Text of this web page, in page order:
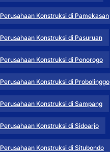
Perusahaan Konstruksi di Pamekasan
Perusahaan Konstruksi di Pasuruan
Perusahaan Konstruksi di Ponorogo
Perusahaan Konstruksi di Probolinggo
Perusahaan Konstruksi di Sampang
Perusahaan Konstruksi di Sidoarjo
Perusahaan Konstruksi di Situbondo